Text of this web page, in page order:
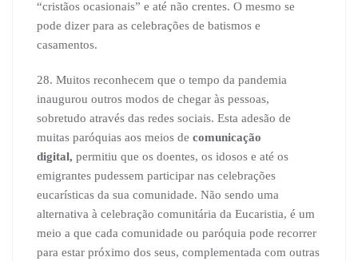
“cristãos ocasionais” e até não crentes. O mesmo se
pode dizer para as celebrações de batismos e
casamentos.
28. Muitos reconhecem que o tempo da pandemia
inaugurou outros modos de chegar às pessoas,
sobretudo através das redes sociais. Esta adesão de
muitas paróquias aos meios de comunicação
digital, permitiu que os doentes, os idosos e até os
emigrantes pudessem participar nas celebrações
eucarísticas da sua comunidade. Não sendo uma
alternativa à celebração comunitária da Eucaristia, é um
meio a que cada comunidade ou paróquia pode recorrer
para estar próximo dos seus, complementada com outras